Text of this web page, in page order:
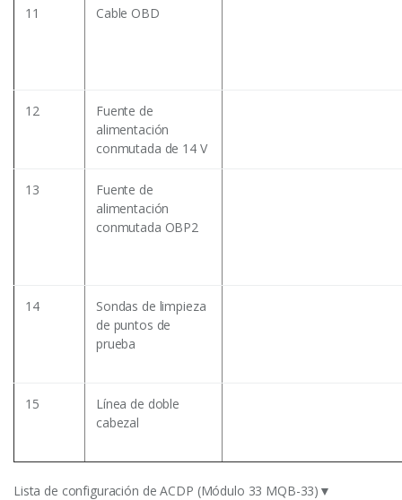
11 Cable OBD
12
Fuente de
alimentación
conmutada de 14 V
13
Fuente de
alimentación
conmutada OBP2
14
Sondas de limpieza
de puntos de
prueba
15
Línea de doble
cabezal
Lista de configuración de ACDP (Módulo 33 MQB-33)▼